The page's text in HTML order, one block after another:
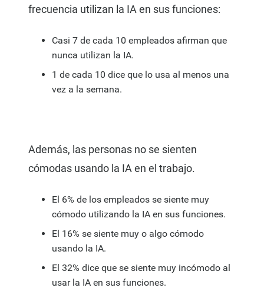
frecuencia utilizan la IA en sus funciones:
Casi 7 de cada 10 empleados afirman que
nunca utilizan la IA.
1 de cada 10 dice que lo usa al menos una
vez a la semana.
Además, las personas no se sienten
cómodas usando la IA en el trabajo.
El 6% de los empleados se siente muy
cómodo utilizando la IA en sus funciones.
El 16% se siente muy o algo cómodo
usando la IA.
El 32% dice que se siente muy incómodo al
usar la IA en sus funciones.